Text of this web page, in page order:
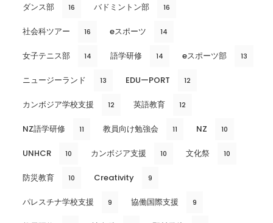
ダンス部 16 バドミントン部 16
社会科ツアー 16 eスポーツ 14
女子テニス部 14 語学研修 14 eスポーツ部 13
ニュージーランド 13 EDUーPORT 12
カンボジア学校支援 12 英語教育 12
NZ語学研修 11 教員向け勉強会 11 NZ 10
UNHCR 10 カンボジア支援 10 文化祭 10
防災教育 10 Creativity 9
パレスチナ学校支援 9 協働国際支援 9